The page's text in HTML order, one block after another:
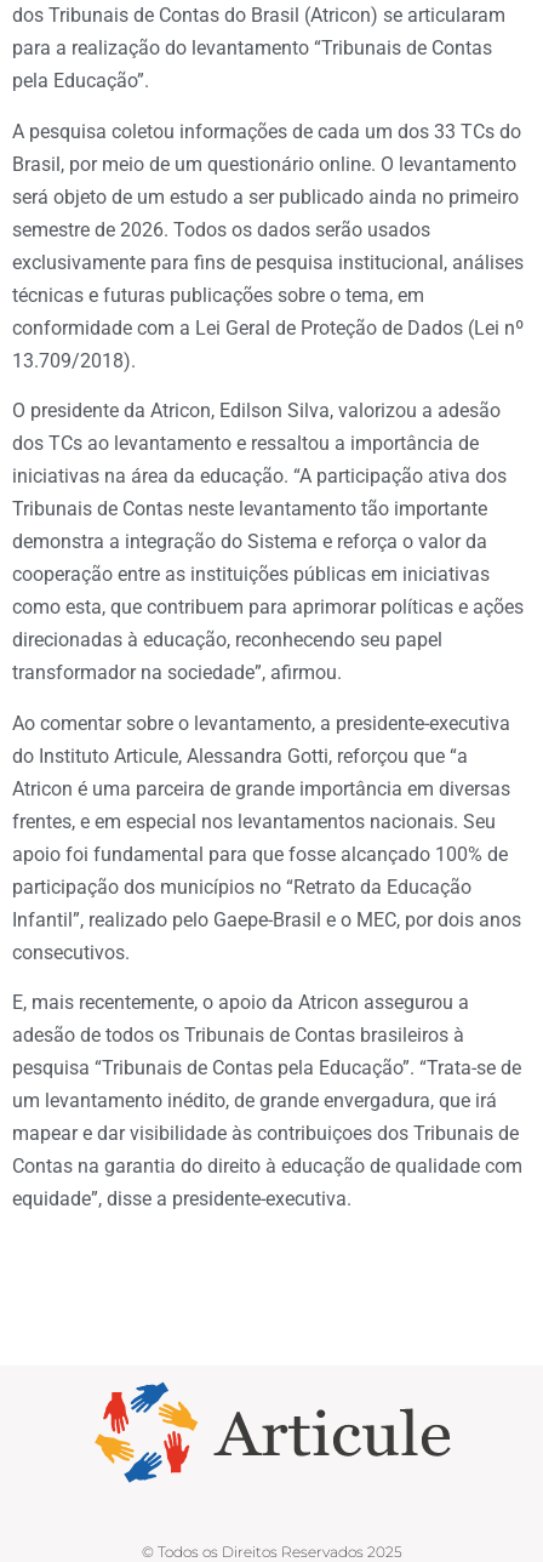
dos Tribunais de Contas do Brasil (Atricon) se articularam
para a realização do levantamento “Tribunais de Contas
pela Educação”.
A pesquisa coletou informações de cada um dos 33 TCs do
Brasil, por meio de um questionário online. O levantamento
será objeto de um estudo a ser publicado ainda no primeiro
semestre de 2026. Todos os dados serão usados
exclusivamente para fins de pesquisa institucional, análises
técnicas e futuras publicações sobre o tema, em
conformidade com a Lei Geral de Proteção de Dados (Lei nº
13.709/2018).
O presidente da Atricon, Edilson Silva, valorizou a adesão
dos TCs ao levantamento e ressaltou a importância de
iniciativas na área da educação. “A participação ativa dos
Tribunais de Contas neste levantamento tão importante
demonstra a integração do Sistema e reforça o valor da
cooperação entre as instituições públicas em iniciativas
como esta, que contribuem para aprimorar políticas e ações
direcionadas à educação, reconhecendo seu papel
transformador na sociedade”, afirmou.
Ao comentar sobre o levantamento, a presidente-executiva
do Instituto Articule, Alessandra Gotti, reforçou que “a
Atricon é uma parceira de grande importância em diversas
frentes, e em especial nos levantamentos nacionais. Seu
apoio foi fundamental para que fosse alcançado 100% de
participação dos municípios no “Retrato da Educação
Infantil”, realizado pelo Gaepe-Brasil e o MEC, por dois anos
consecutivos.
E, mais recentemente, o apoio da Atricon assegurou a
adesão de todos os Tribunais de Contas brasileiros à
pesquisa “Tribunais de Contas pela Educação”. “Trata-se de
um levantamento inédito, de grande envergadura, que irá
mapear e dar visibilidade às contribuiçoes dos Tribunais de
Contas na garantia do direito à educação de qualidade com
equidade”, disse a presidente-executiva.
© Todos os Direitos Reservados 2025